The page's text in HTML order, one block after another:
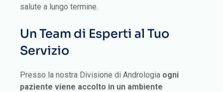
salute a lungo termine.
Un Team di Esperti al Tuo
Servizio
Presso la nostra Divisione di Andrologia ogni
paziente viene accolto in un ambiente